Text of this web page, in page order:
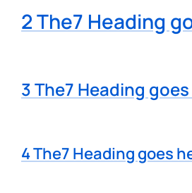
2 The7 Heading
3 The7 Heading
4 The7 Heading goes